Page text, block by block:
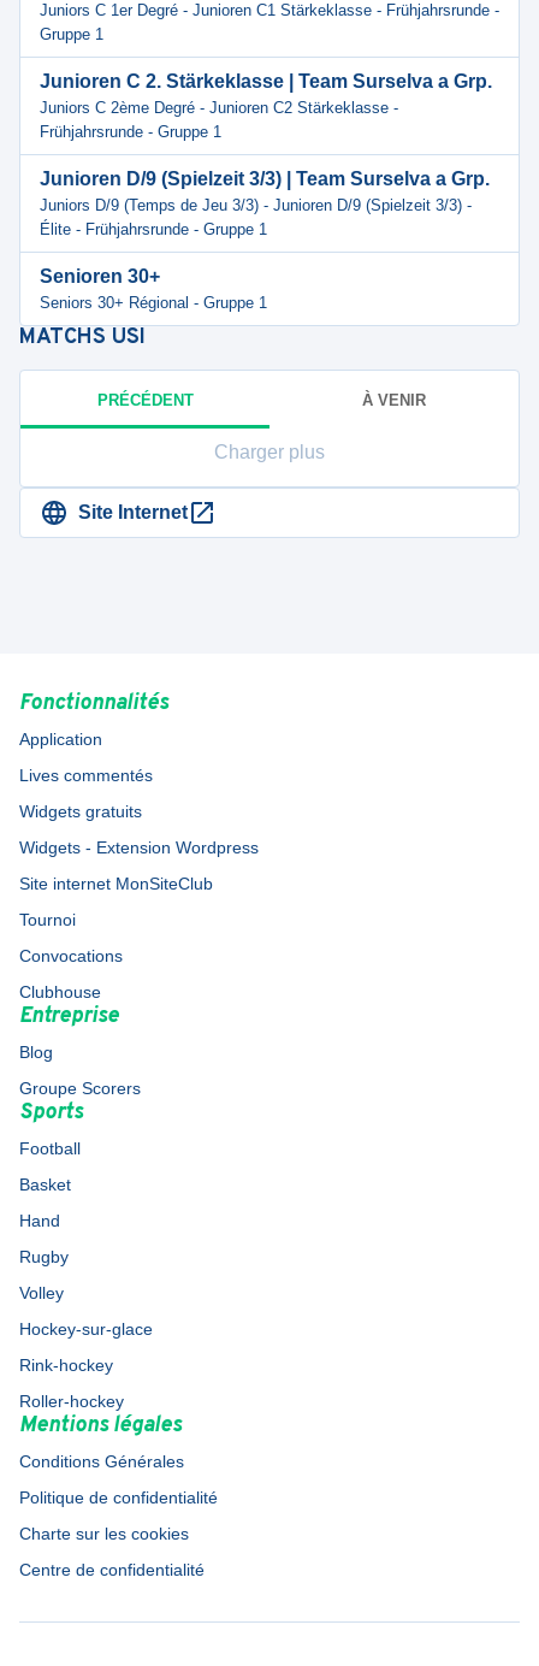
Juniors C 1er Degré - Junioren C1 Stärkeklasse - Frühjahrsrunde -
Gruppe 1
Junioren C 2. Stärkeklasse | Team Surselva a Grp.
Juniors C 2ème Degré - Junioren C2 Stärkeklasse -
Frühjahrsrunde - Gruppe 1
Junioren D/9 (Spielzeit 3/3) | Team Surselva a Grp.
Juniors D/9 (Temps de Jeu 3/3) - Junioren D/9 (Spielzeit 3/3) -
Élite - Frühjahrsrunde - Gruppe 1
Senioren 30+
Seniors 30+ Régional - Gruppe 1
MATCHS USI
PRÉCÉDENT À VENIR
Charger plus
Site Internet
Fonctionnalités
Application
Lives commentés
Widgets gratuits
Widgets - Extension Wordpress
Site internet MonSiteClub
Tournoi
Convocations
Clubhouse
Entreprise
Blog
Groupe Scorers
Sports
Football
Basket
Hand
Rugby
Volley
Hockey-sur-glace
Rink-hockey
Roller-hockey
Mentions légales
Conditions Générales
Politique de confidentialité
Charte sur les cookies
Centre de confidentialité